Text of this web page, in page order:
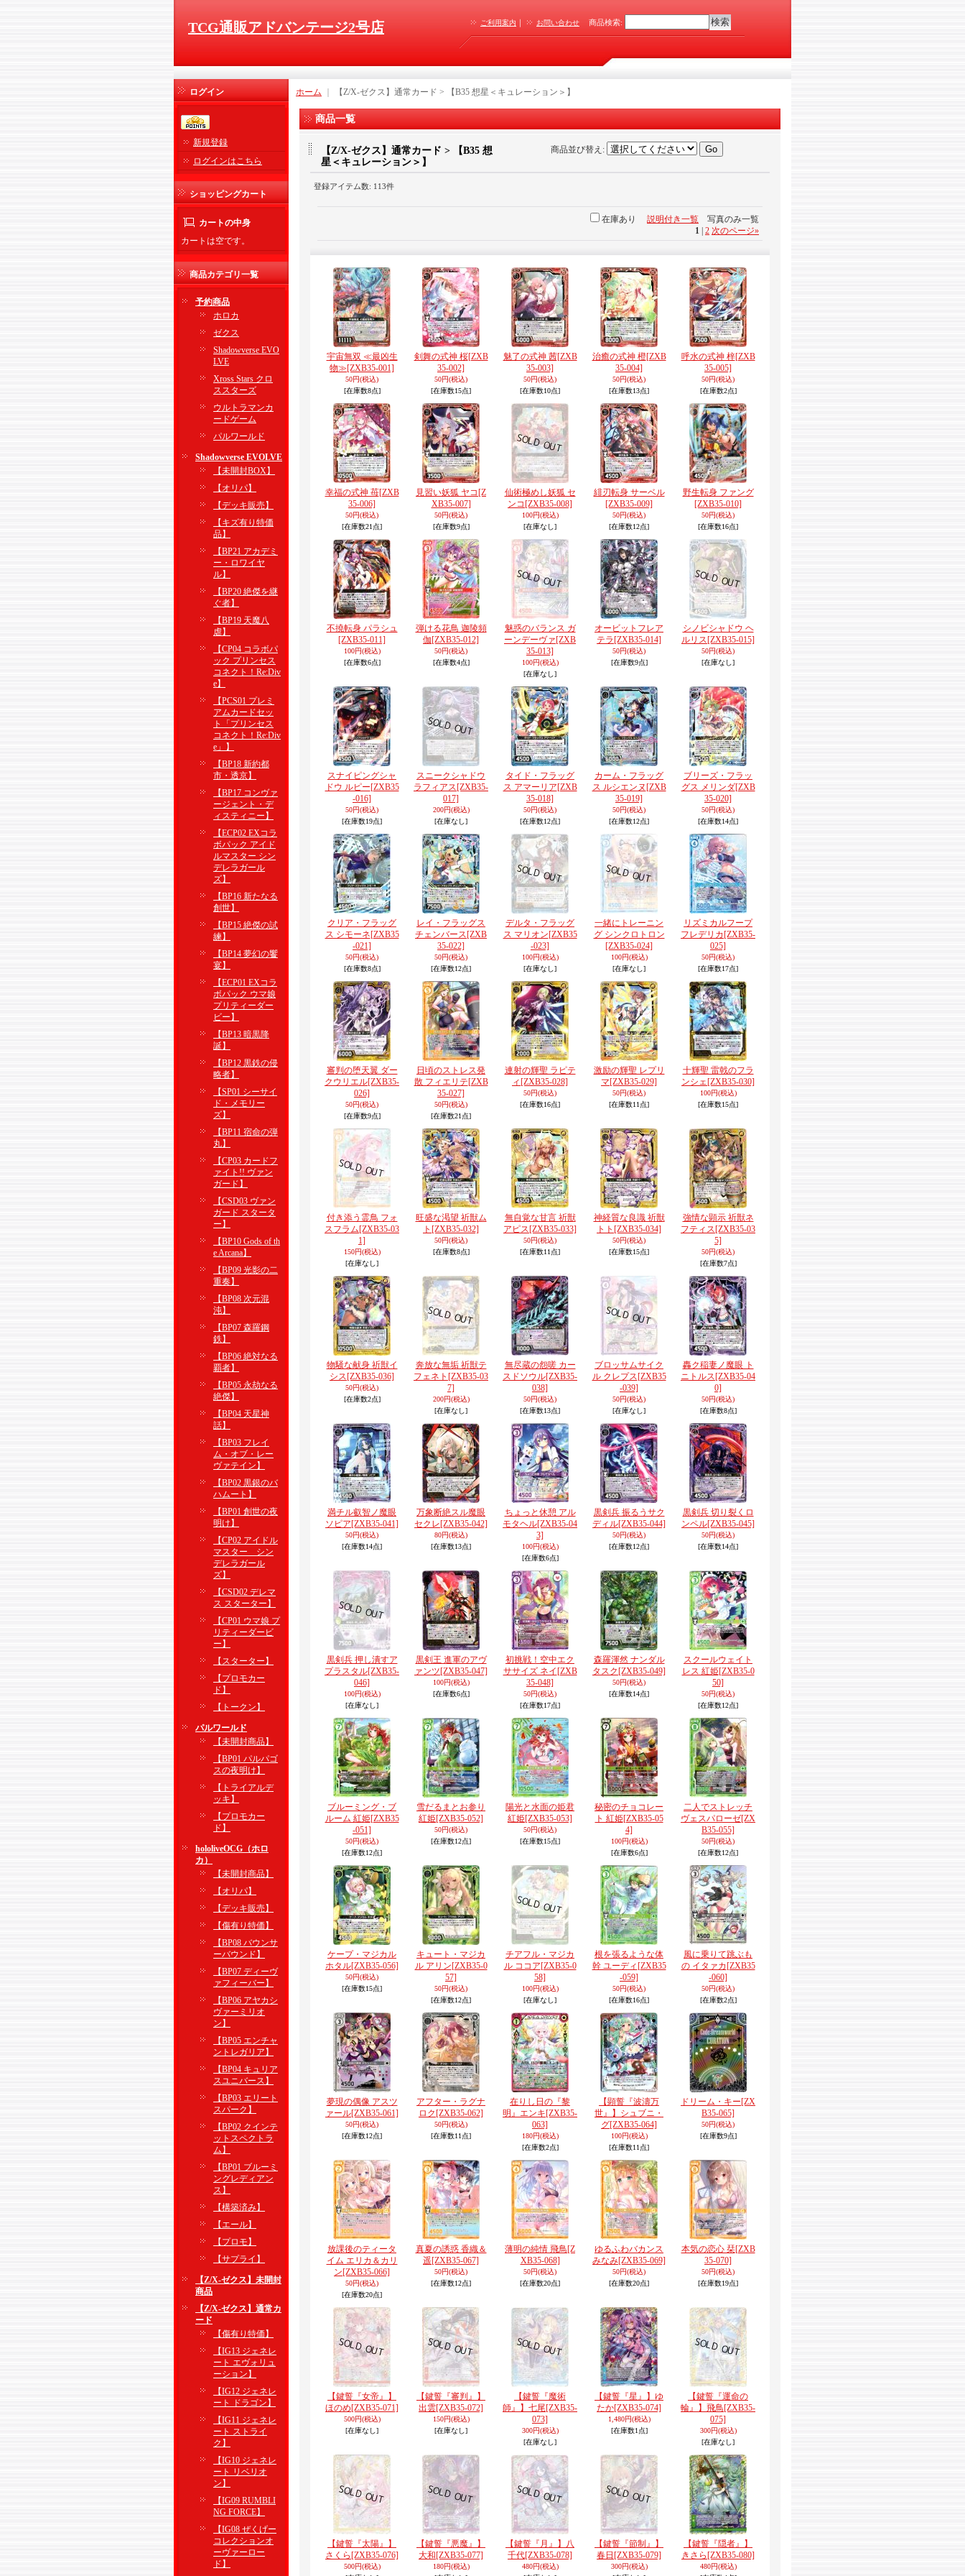
TCG通販アドバンテージ2号店 ご利用案内 ｜ お問い合わせ 商品検索:
ログイン
新規登録
ログインはこちら
ショッピングカート
カートの中身
カートは空です。
商品カテゴリ一覧
予約商品
ホロカ
ゼクス
Shadowverse EVO
LVE
Xross Stars クロ
ススターズ
ウルトラマンカ
ードゲーム
パルワールド
Shadowverse EVOLVE
【未開封BOX】
【オリパ】
【デッキ販売】
【キズ有り特価
品】
【BP21 アカデミ
ー・ロワイヤ
ル】
【BP20 絶傑を継
ぐ者】
【BP19 天魔八
虐】
【CP04 コラボパ
ック プリンセス
コネクト！Re:Div
e】
【PCS01 プレミ
アムカードセッ
ト「プリンセス
コネクト！Re:Div
e」】
【BP18 新約都
市・透京】
【BP17 コンヴァ
ージェント・デ
ィスティニー】
【ECP02 EXコラ
ボパック アイド
ルマスター シン
デレラガール
ズ】
【BP16 新たなる
創世】
【BP15 絶傑の試
練】
【BP14 夢幻の饗
宴】
【ECP01 EXコラ
ボパック ウマ娘
プリティーダー
ビー】
【BP13 暗黒降
誕】
【BP12 黒鉄の侵
略者】
【SP01 シーサイ
ド・メモリー
ズ】
【BP11 宿命の弾
丸】
【CP03 カードフ
ァイト!! ヴァン
ガード】
【CSD03 ヴァン
ガード スタータ
ー】
【BP10 Gods of th
e Arcana】
【BP09 光影の二
重奏】
【BP08 次元混
沌】
【BP07 森羅鋼
鉄】
【BP06 絶対なる
覇者】
【BP05 永劫なる
絶傑】
【BP04 天星神
話】
【BP03 フレイ
ム・オブ・レー
ヴァテイン】
【BP02 黒銀のバ
ハムート】
【BP01 創世の夜
明け】
【CP02 アイドル
マスター シン
デレラガール
ズ】
【CSD02 デレマ
ス スターター】
【CP01 ウマ娘 プ
リティーダービ
ー】
【スターター】
【プロモカー
ド】
【トークン】
パルワールド
【未開封商品】
【BP01 パルパゴ
スの夜明け】
【トライアルデ
ッキ】
【プロモカー
ド】
hololiveOCG（ホロ
カ）
【未開封商品】
【オリパ】
【デッキ販売】
【傷有り特価】
【BP08 バウンサ
ーバウンド】
【BP07 ディーヴ
ァフィーバー】
【BP06 アヤカシ
ヴァーミリオ
ン】
【BP05 エンチャ
ントレガリア】
【BP04 キュリア
スユニバース】
【BP03 エリート
スパーク】
【BP02 クインテ
ットスペクトラ
ム】
【BP01 ブルーミ
ングレディアン
ス】
【構築済み】
【エール】
【プロモ】
【サプライ】
【Z/X-ゼクス】未開封
商品
【Z/X-ゼクス】通常カ
ード
【傷有り特価】
【IG13 ジェネレ
ート エヴォリュ
ーション】
【IG12 ジェネレ
ート ドラゴン】
【IG11 ジェネレ
ート ストライ
ク】
【IG10 ジェネレ
ート リベリオ
ン】
【IG09 RUMBLI
NG FORCE】
【IG08 ぜくげー
コレクションオ
ーヴァーロー
ド】
ホーム 【Z/X-ゼクス】通常カード > 【B35 想星＜キュレーション＞】
商品一覧
【Z/X-ゼクス】通常カード > 【B35 想
星＜キュレーション＞】
商品並び替え :
登録アイテム数: 113件
在庫あり 説明付き一覧 写真のみ一覧
1 2 次のページ»
宇宙無双 ≪最凶生
物≫[ZXB35-001]
50円(税込)
[在庫数8点]
剣舞の式神 桜[ZXB
35-002]
50円(税込)
[在庫数15点]
魅了の式神 茜[ZXB
35-003]
50円(税込)
[在庫数10点]
治癒の式神 橙[ZXB
35-004]
50円(税込)
[在庫数13点]
呼水の式神 梓[ZXB
35-005]
50円(税込)
[在庫数2点]
幸福の式神 苺[ZXB
35-006]
50円(税込)
[在庫数21点]
見習い妖狐 ヤコ [Z
XB35-007]
50円(税込)
[在庫数9点]
仙術極めし妖狐 セ
ンコ [ZXB35-008]
100円(税込)
[在庫なし]
緋刃転身 サーベル
[ZXB35-009]
50円(税込)
[在庫数12点]
野生転身 ファング
[ZXB35-010]
50円(税込)
[在庫数16点]
不撓転身 パラシュ
[ZXB35-011]
100円(税込)
[在庫数6点]
弾ける花鳥 迦陵頻
伽[ZXB35-012]
50円(税込)
[在庫数4点]
魅惑のバランス ガ
ーンデーヴァ[ZXB
35-013]
100円(税込)
[在庫なし]
オービットフレア
テラ [ZXB35-014]
50円(税込)
[在庫数9点]
シノビシャドウ ヘ
ルリス[ZXB35-015]
50円(税込)
[在庫なし]
スナイピングシャ
ドウ ルピー[ZXB35
-016]
50円(税込)
[在庫数19点]
スニークシャドウ
ラフィアス[ZXB35-
017]
200円(税込)
[在庫なし]
タイド・フラッグ
ス アマーリア[ZXB
35-018]
50円(税込)
[在庫数12点]
カーム・フラッグ
ス ルシエンヌ [ZXB
35-019]
50円(税込)
[在庫数12点]
ブリーズ・フラッ
グス メリンダ[ZXB
35-020]
50円(税込)
[在庫数14点]
クリア・フラッグ
ス シモーネ[ZXB35
-021]
50円(税込)
[在庫数8点]
レイ・フラッグス
チェンバース[ZXB
35-022]
50円(税込)
[在庫数12点]
デルタ・フラッグ
ス マリオン[ZXB35
-023]
100円(税込)
[在庫なし]
一緒にトレーニン
グ シンクロトロン
[ZXB35-024]
100円(税込)
[在庫なし]
リズミカルフープ
フレデリカ [ZXB35-
025]
50円(税込)
[在庫数17点]
審判の堕天翼 ダー
クウリエル[ZXB35-
026]
50円(税込)
[在庫数9点]
日頃のストレス発
散 フィエリテ[ZXB
35-027]
50円(税込)
[在庫数21点]
連射の輝聖 ラピテ
ィ [ZXB35-028]
50円(税込)
[在庫数16点]
激励の輝聖 レプリ
マ[ZXB35-029]
50円(税込)
[在庫数11点]
十輝聖 雷戟のフラ
ンシェ[ZXB35-030]
100円(税込)
[在庫数15点]
付き添う霊鳥 フォ
スフラム[ZXB35-03
1]
150円(税込)
[在庫なし]
旺盛な渇望 祈獣ム
ト [ZXB35-032]
50円(税込)
[在庫数8点]
無自覚な甘言 祈獣
アピス[ZXB35-033]
50円(税込)
[在庫数11点]
神経質な良識 祈獣
トト [ZXB35-034]
50円(税込)
[在庫数15点]
強情な顕示 祈獣ネ
フティス[ZXB35-03
5]
50円(税込)
[在庫数7点]
物騒な献身 祈獣イ
シス[ZXB35-036]
50円(税込)
[在庫数2点]
奔放な無垢 祈獣テ
フェネト [ZXB35-03
7]
200円(税込)
[在庫なし]
無尽蔵の怨嗟 カー
スドソウル[ZXB35-
038]
50円(税込)
[在庫数13点]
ブロッサムサイク
ル クレプス[ZXB35
-039]
50円(税込)
[在庫なし]
轟ク稲妻ノ魔眼 ト
ニトルス[ZXB35-04
0]
50円(税込)
[在庫数8点]
満チル叡智ノ魔眼
ソピア[ZXB35-041]
50円(税込)
[在庫数14点]
万象断絶スル魔眼
セクレ[ZXB35-042]
80円(税込)
[在庫数13点]
ちょっと休憩 アル
モタヘル[ZXB35-04
3]
100円(税込)
[在庫数6点]
黒剣兵 振るうサク
ディル[ZXB35-044]
50円(税込)
[在庫数12点]
黒剣兵 切り裂くロ
ンペル[ZXB35-045]
50円(税込)
[在庫数14点]
黒剣兵 押し潰すア
プラスタル[ZXB35-
046]
100円(税込)
[在庫なし]
黒剣王 進軍のアヴ
ァンツ[ZXB35-047]
100円(税込)
[在庫数6点]
初挑戦！空中エク
ササイズ ネイ [ZXB
35-048]
50円(税込)
[在庫数17点]
森羅渾然 ナンダル
タスク [ZXB35-049]
50円(税込)
[在庫数14点]
スクールウェイト
レス 紅姫[ZXB35-0
50]
50円(税込)
[在庫数12点]
ブルーミング・ブ
ルーム 紅姫[ZXB35
-051]
50円(税込)
[在庫数12点]
雪だるまとお参り
紅姫[ZXB35-052]
50円(税込)
[在庫数12点]
陽光と水面の姫君
紅姫[ZXB35-053]
50円(税込)
[在庫数15点]
秘密のチョコレー
ト 紅姫[ZXB35-05
4]
100円(税込)
[在庫数6点]
二人でストレッチ
ヴェスパローゼ[ZX
B35-055]
50円(税込)
[在庫数12点]
ケープ・マジカル
ホタル[ZXB35-056]
50円(税込)
[在庫数15点]
キュート・マジカ
ル アリン[ZXB35-0
57]
50円(税込)
[在庫数12点]
チアフル・マジカ
ル ココア[ZXB35-0
58]
100円(税込)
[在庫なし]
根を張るような体
幹 ユーディ [ZXB35
-059]
50円(税込)
[在庫数16点]
風に乗りて跳ぶも
の イタァカ [ZXB35
-060]
50円(税込)
[在庫数2点]
夢現の偶像 アスツ
ァール[ZXB35-061]
50円(税込)
[在庫数12点]
アフター・ラグナ
ロク [ZXB35-062]
50円(税込)
[在庫数11点]
在りし日の『黎
明』エンキ[ZXB35-
063]
180円(税込)
[在庫数2点]
【顕誓『波濤万
世』】シュブニ・
グ[ZXB35-064]
100円(税込)
[在庫数11点]
ドリーム・キー[ZX
B35-065]
50円(税込)
[在庫数9点]
放課後のティータ
イム エリカ＆カリ
ン[ZXB35-066]
50円(税込)
[在庫数20点]
真夏の誘惑 香織＆
遥[ZXB35-067]
50円(税込)
[在庫数12点]
薄明の純情 飛鳥[Z
XB35-068]
50円(税込)
[在庫数20点]
ゆるふわバカンス
みなみ[ZXB35-069]
50円(税込)
[在庫数20点]
本気の恋心 栞[ZXB
35-070]
50円(税込)
[在庫数19点]
【鍵誓『女帝』】
ほのめ[ZXB35-071]
500円(税込)
[在庫なし]
【鍵誓『審判』】
出雲[ZXB35-072]
150円(税込)
[在庫なし]
【鍵誓『魔術
師』】七尾[ZXB35-
073]
300円(税込)
[在庫なし]
【鍵誓『星』】ゆ
たか[ZXB35-074]
1,480円(税込)
[在庫数1点]
【鍵誓『運命の
輪』】飛鳥[ZXB35-
075]
300円(税込)
[在庫なし]
【鍵誓『太陽』】
さくら [ZXB35-076]
500円(税込)
【鍵誓『悪魔』】
大和[ZXB35-077]
180円(税込)
【鍵誓『月』】八
千代[ZXB35-078]
480円(税込)
【鍵誓『節制』】
春日 [ZXB35-079]
300円(税込)
【鍵誓『隠者』】
きさら [ZXB35-080]
480円(税込)